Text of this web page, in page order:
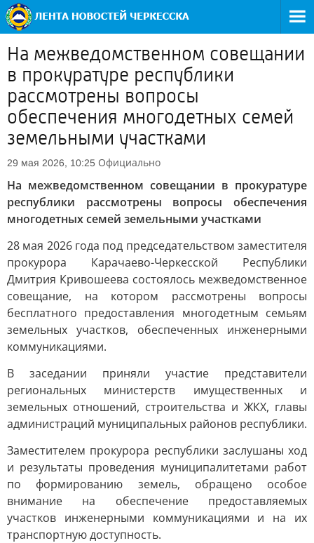
На межведомственном совещании
в прокуратуре республики
рассмотрены вопросы
обеспечения многодетных семей
земельными участками
29 мая 2026, 10:25 Официально
На межведомственном совещании в прокуратуре
республики рассмотрены вопросы обеспечения
многодетных семей земельными участками
28 мая 2026 года под председательством заместителя
прокурора Карачаево-Черкесской Республики
Дмитрия Кривошеева состоялось межведомственное
совещание, на котором рассмотрены вопросы
бесплатного предоставления многодетным семьям
земельных участков, обеспеченных инженерными
коммуникациями.
В заседании приняли участие представители
региональных министерств имущественных и
земельных отношений, строительства и ЖКХ, главы
администраций муниципальных районов республики.
Заместителем прокурора республики заслушаны ход
и результаты проведения муниципалитетами работ
по формированию земель, обращено особое
внимание на обеспечение предоставляемых
участков инженерными коммуникациями и на их
транспортную доступность.